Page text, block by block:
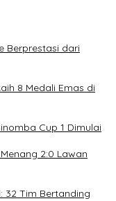
Berprestasi dari
8 Medali Emas di
Cup 1 Dimulai
2:0 Lawan
32 Tim Bertanding